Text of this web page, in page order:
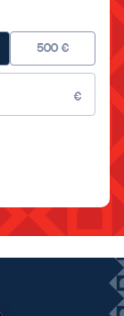
500 €
€